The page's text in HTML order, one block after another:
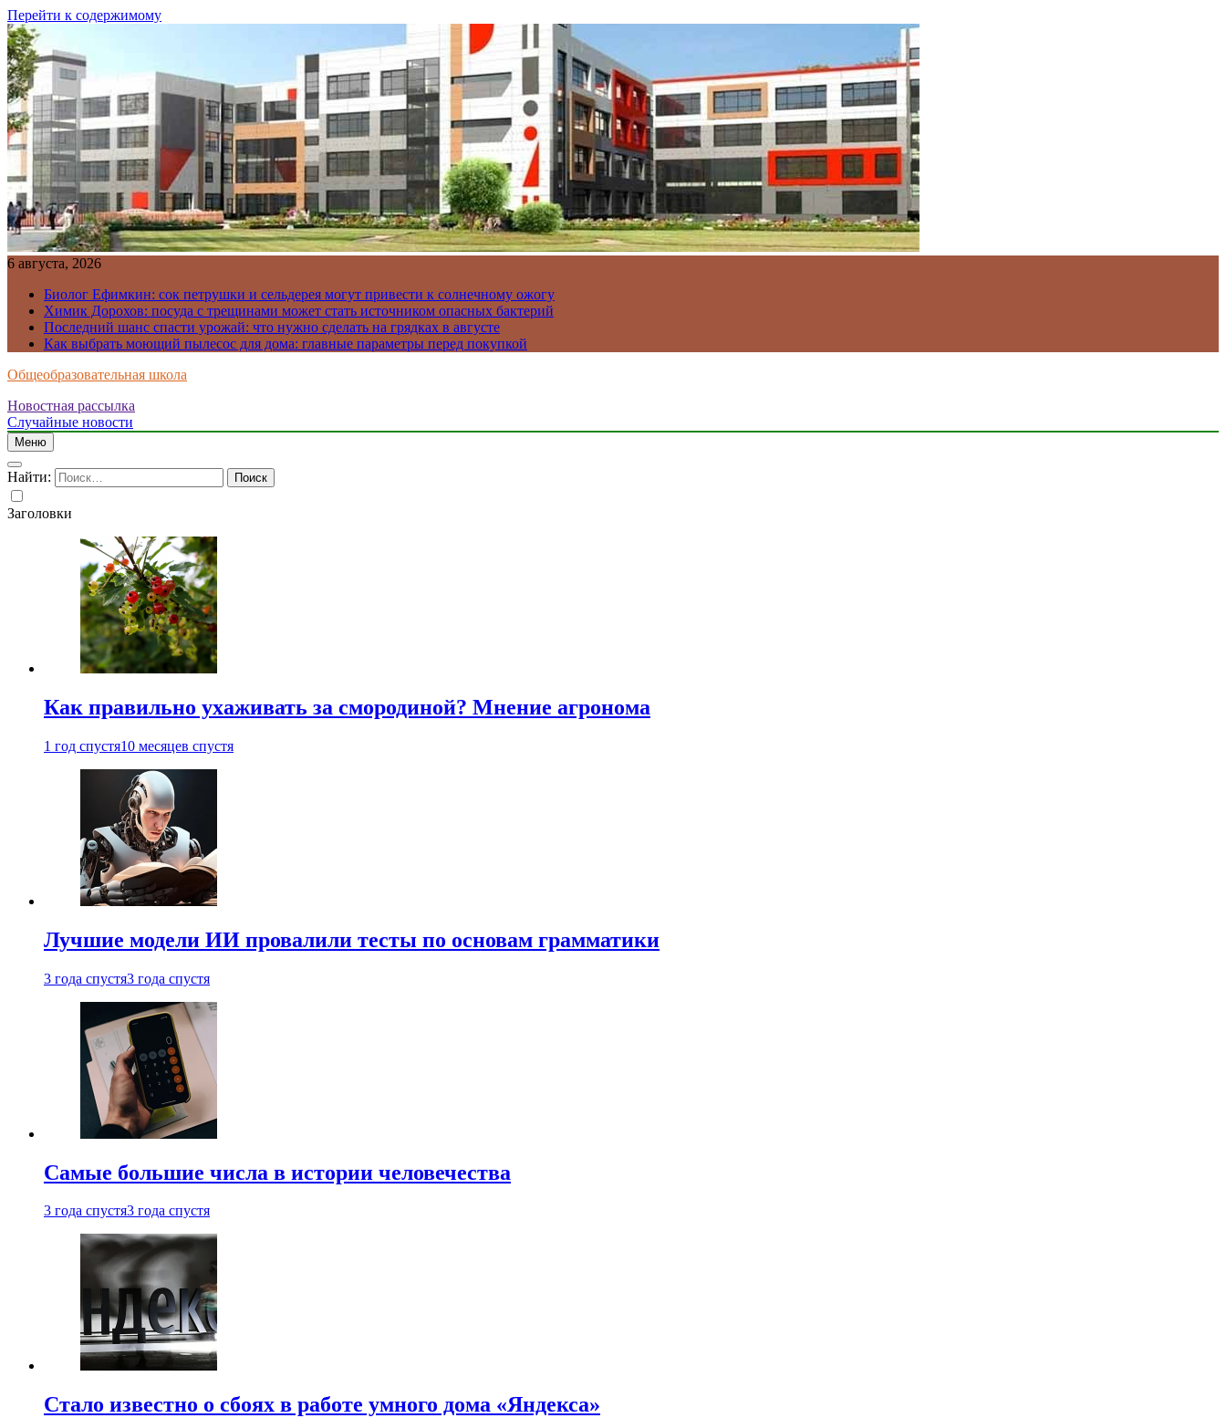
Перейти к содержимому
6 августа, 2026
Биолог Ефимкин: сок петрушки и сельдерея могут привести к солнечному ожогу
Химик Дорохов: посуда с трещинами может стать источником опасных бактерий
Последний шанс спасти урожай: что нужно сделать на грядках в августе
Как выбрать моющий пылесос для дома: главные параметры перед покупкой
Общеобразовательная школа
Новостная рассылка
Случайные новости
Меню
Найти:
Заголовки
Как правильно ухаживать за смородиной? Мнение агронома
1 год спустя10 месяцев спустя
Лучшие модели ИИ провалили тесты по основам грамматики
3 года спустя3 года спустя
Самые большие числа в истории человечества
3 года спустя3 года спустя
Стало известно о сбоях в работе умного дома «Яндекса»